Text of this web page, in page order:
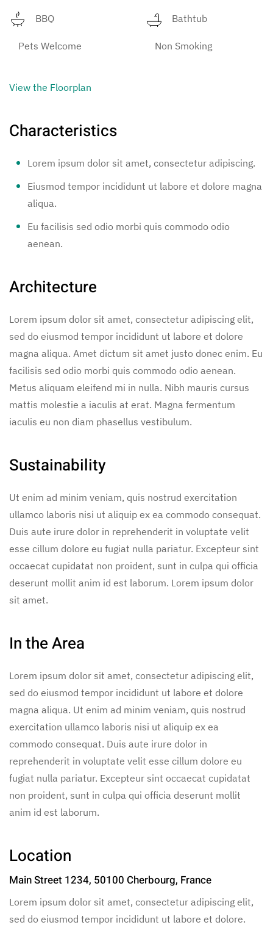
BBQ Bathtub
Pets Welcome Non Smoking
View the Floorplan
Characteristics
Lorem ipsum dolor sit amet, consectetur adipiscing.
Eiusmod tempor incididunt ut labore et dolore magna
aliqua.
Eu facilisis sed odio morbi quis commodo odio
aenean.
Architecture
Lorem ipsum dolor sit amet, consectetur adipiscing elit,
sed do eiusmod tempor incididunt ut labore et dolore
magna aliqua. Amet dictum sit amet justo donec enim. Eu
facilisis sed odio morbi quis commodo odio aenean.
Metus aliquam eleifend mi in nulla. Nibh mauris cursus
mattis molestie a iaculis at erat. Magna fermentum
iaculis eu non diam phasellus vestibulum.
Sustainability
Ut enim ad minim veniam, quis nostrud exercitation
ullamco laboris nisi ut aliquip ex ea commodo consequat.
Duis aute irure dolor in reprehenderit in voluptate velit
esse cillum dolore eu fugiat nulla pariatur. Excepteur sint
occaecat cupidatat non proident, sunt in culpa qui officia
deserunt mollit anim id est laborum. Lorem ipsum dolor
sit amet.
In the Area
Lorem ipsum dolor sit amet, consectetur adipiscing elit,
sed do eiusmod tempor incididunt ut labore et dolore
magna aliqua. Ut enim ad minim veniam, quis nostrud
exercitation ullamco laboris nisi ut aliquip ex ea
commodo consequat. Duis aute irure dolor in
reprehenderit in voluptate velit esse cillum dolore eu
fugiat nulla pariatur. Excepteur sint occaecat cupidatat
non proident, sunt in culpa qui officia deserunt mollit
anim id est laborum.
Location
Main Street 1234, 50100 Cherbourg, France
Lorem ipsum dolor sit amet, consectetur adipiscing elit,
sed do eiusmod tempor incididunt ut labore et dolore.